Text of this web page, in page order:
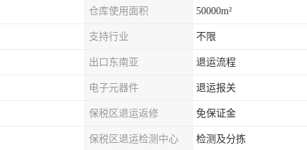
仓库使用面积 50000m²
支持行业 不限
出口东南亚 退运流程
电子元器件 退运报关
保税区退运返修 免保证金
保税区退运检测中心 检测及分拣